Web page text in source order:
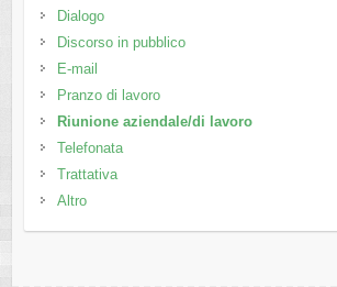
Dialogo
Discorso in pubblico
E-mail
Pranzo di lavoro
Riunione aziendale/di lavoro
Telefonata
Trattativa
Altro